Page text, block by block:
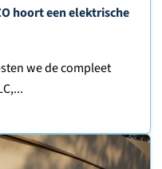
hoort een elektrische
we de compleet